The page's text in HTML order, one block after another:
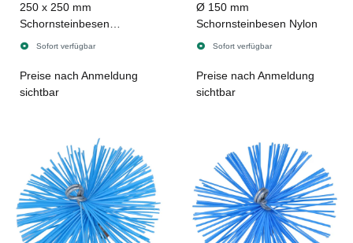
250 x 250 mm
Schornsteinbesen
quadratisch, Stahl
Sofort verfügbar
Preise nach Anmeldung
sichtbar
Ø 150 mm
Schornsteinbesen Nylon
Sofort verfügbar
Preise nach Anmeldung
sichtbar